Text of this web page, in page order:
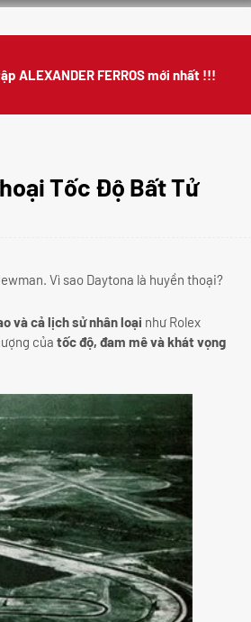
ALEXANDER FERROS mới nhất !!!
Tốc Độ Bất Tử
Vì sao Daytona là huyền thoại?
và cả lịch sử nhân loại như Rolex
của tốc độ, đam mê và khát vọng